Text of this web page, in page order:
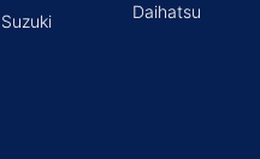
Suzuki
Daihatsu